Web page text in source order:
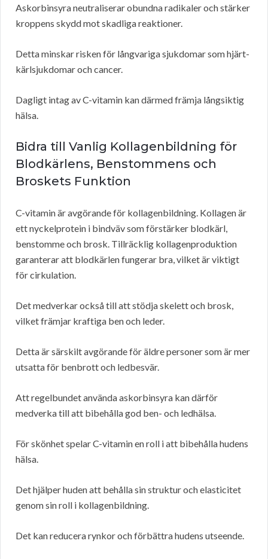
Askorbinsyra neutraliserar obundna radikaler och stärker
kroppens skydd mot skadliga reaktioner.
Detta minskar risken för långvariga sjukdomar som hjärt-
kärlsjukdomar och cancer.
Dagligt intag av C-vitamin kan därmed främja långsiktig
hälsa.
Bidra till Vanlig Kollagenbildning för
Blodkärlens, Benstommens och
Broskets Funktion
C-vitamin är avgörande för kollagenbildning. Kollagen är
ett nyckelprotein i bindväv som förstärker blodkärl,
benstomme och brosk. Tillräcklig kollagenproduktion
garanterar att blodkärlen fungerar bra, vilket är viktigt
för cirkulation.
Det medverkar också till att stödja skelett och brosk,
vilket främjar kraftiga ben och leder.
Detta är särskilt avgörande för äldre personer som är mer
utsatta för benbrott och ledbesvär.
Att regelbundet använda askorbinsyra kan därför
medverka till att bibehålla god ben- och ledhälsa.
För skönhet spelar C-vitamin en roll i att bibehålla hudens
hälsa.
Det hjälper huden att behålla sin struktur och elasticitet
genom sin roll i kollagenbildning.
Det kan reducera rynkor och förbättra hudens utseende.